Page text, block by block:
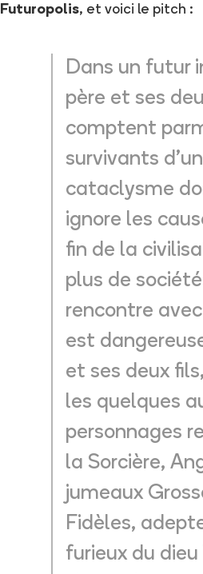
Futuropolis, et voici le pitch :
Dans un futur
père et ses
comptent
survivants d'un
cataclysme
ignore les
fin de la
plus de
rencontre
est
et ses deux
les quelques
personnages
la Sorcière,
jumeaux
Fidèles,
furieux du dieu